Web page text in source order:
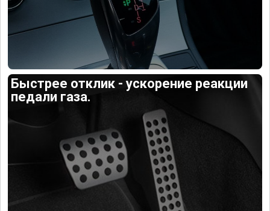
Быстрее отклик - ускорение реакции
педали газа.